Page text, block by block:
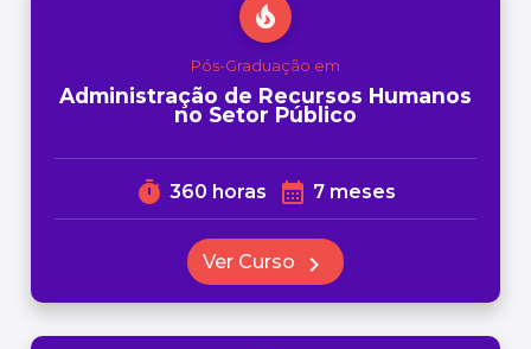
local_fire_department
Pós-Graduação em
Administração de Recursos Humanos
no Setor Público
timer 360 horas calendar_month 7 meses
Ver Curso chevron_right